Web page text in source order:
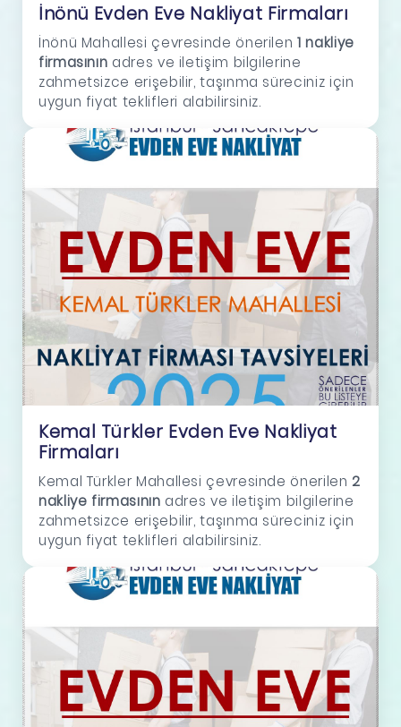
İnönü Evden Eve Nakliyat Firmaları
İnönü Mahallesi çevresinde önerilen1 nakliye
firmasının adres ve iletişim bilgilerine
zahmetsizce erişebilir, taşınma süreciniz için
uygun fiyat teklifleri alabilirsiniz.
Kemal Türkler Evden Eve Nakliyat
Firmaları
Kemal Türkler Mahallesi çevresinde önerilen 2
nakliye firmasının adres ve iletişim bilgilerine
zahmetsizce erişebilir, taşınma süreciniz için
uygun fiyat teklifleri alabilirsiniz.